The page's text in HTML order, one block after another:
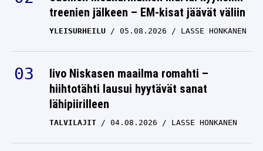
treenien jälkeen – EM-kisat jäävät väliin
YLEISURHEILU 05.08.2026 LASSE HONKANEN
Iivo Niskasen maailma romahti –
hiihtotähti lausui hyytävät sanat
lähipiirilleen
TALVILAJIT 04.08.2026 LASSE HONKANEN